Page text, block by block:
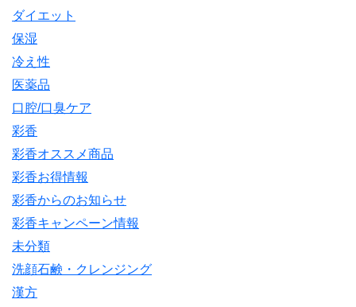
ダイエット
保湿
冷え性
医薬品
口腔/口臭ケア
彩香
彩香オススメ商品
彩香お得情報
彩香からのお知らせ
彩香キャンペーン情報
未分類
洗顔石鹸・クレンジング
漢方